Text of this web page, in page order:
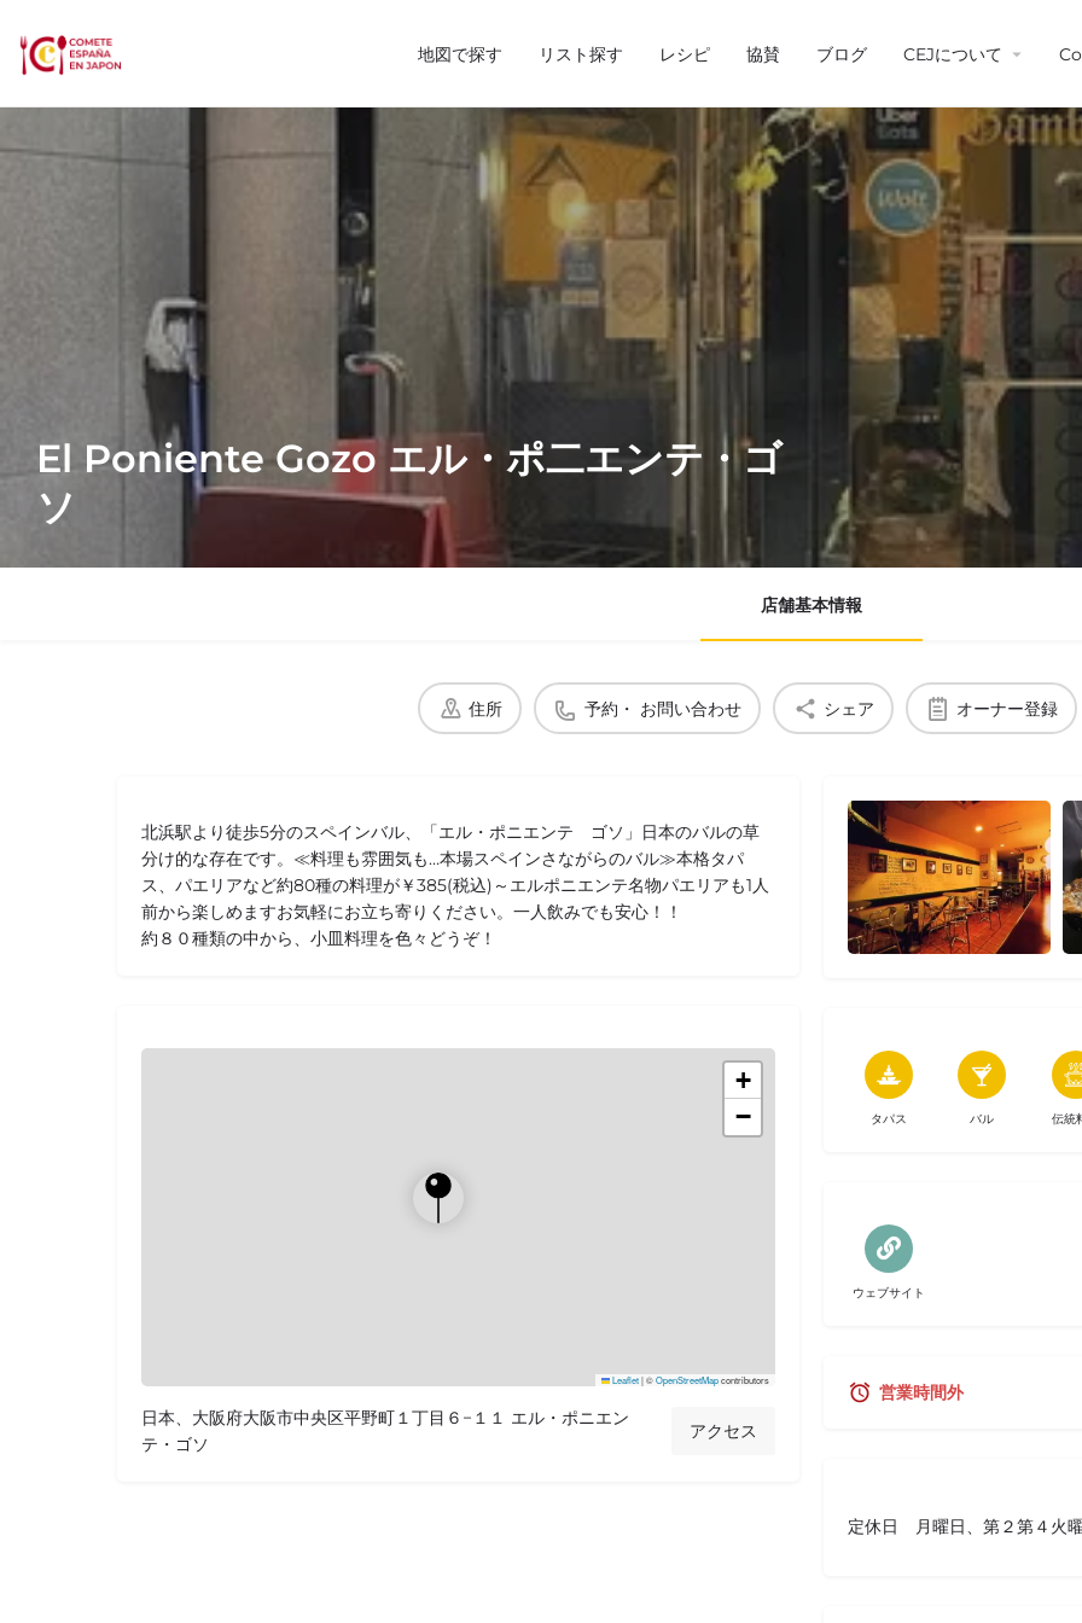
地図で探す リスト探す レシピ 協賛 ブログ CEJについて
El Poniente Gozo エル・ポ二エンテ・ゴ
ソ
店舗基本情報
住所 予約・ お問い合わせ シェア オーナー登録
北浜駅より徒歩5分のスペインバル、「エル・ポニエンテ ゴソ」日本のバルの草
分け的な存在です。≪料理も雰囲気も…本場スペインさながらのバル≫本格タパ
ス、パエリアなど約80種の料理が￥385(税込)～エルポニエンテ名物パエリアも1人
前から楽しめますお気軽にお立ち寄りください。一人飲みでも安心！！
約８０種類の中から、小皿料理を色々どうぞ！
+
−
Leaflet|©OpenStreetMapcontributors
日本、大阪府大阪市中央区平野町１丁目６−１１ エル・ポニエン
テ・ゴソ
アクセス
タパス バル 伝統
ウェブサイト
営業時間外
定休日 月曜日、第２第４火